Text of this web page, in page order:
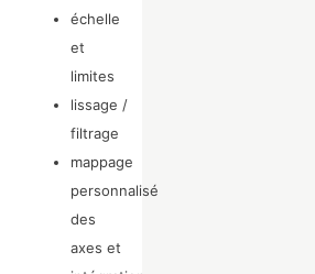
échelle
et
limites
lissage /
filtrage
mappage
personnalisé
des
axes et